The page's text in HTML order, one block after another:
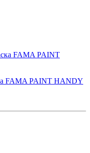
FAMA PAINT HANDY